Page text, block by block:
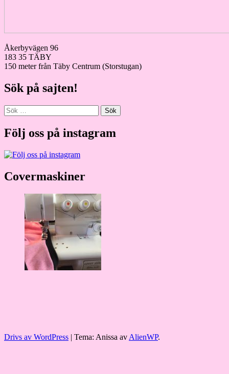
Åkerbyvägen 96
183 35 TÄBY
150 meter från Täby Centrum (Storstugan)
Sök på sajten!
Sök
efter:
Följ oss på instagram
Covermaskiner
Drivs av WordPress | Tema: Anissa av AlienWP.